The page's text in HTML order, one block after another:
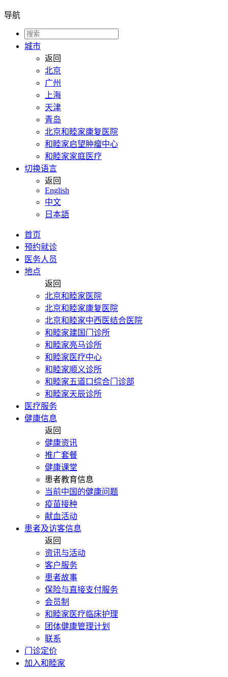
导航
城市
返回
北京
广州
上海
天津
青岛
北京和睦家康复医院
和睦家启望肿瘤中心
和睦家家庭医疗
切换语言
返回
English
中文
日本語
首页
预约就诊
医务人员
地点
返回
北京和睦家医院
北京和睦家康复医院
北京和睦家中西医结合医院
和睦家建国门诊所
和睦家亮马诊所
和睦家医疗中心
和睦家顺义诊所
和睦家五道口综合门诊部
和睦家天辰诊所
医疗服务
健康信息
返回
健康资讯
推广套餐
健康课堂
患者教育信息
当前中国的健康问题
疫苗接种
献血活动
患者及访客信息
返回
资讯与活动
客户服务
患者故事
保险与直接支付服务
会员制
和睦家医疗临床护理
团体健康管理计划
联系
门诊定价
加入和睦家